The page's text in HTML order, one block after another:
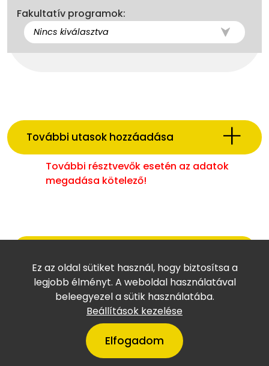
Ez az oldal sütiket használ, hogy biztosítsa a
legjobb élményt. A weboldal használatával
beleegyezel a sütik használatába.
Beállítások kezelése
Elfogadom
Fakultatív programok:
További utasok hozzáadása
További résztvevők esetén az adatok
megadása kötelező!
Copyright © Villámtúra Utazási Iroda (Engedélyszám: U-
001980) 2023 - Developed by
Shopmentor Kft.